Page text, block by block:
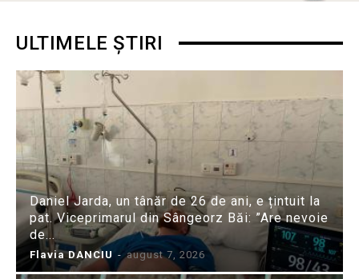
ULTIMELE ȘTIRI
Daniel Jarda, un tânăr de 26 de ani, e țintuit la
pat. Viceprimarul din Sângeorz Băi: ”Are nevoie
de...
Flavia DANCIU - august 7, 2026